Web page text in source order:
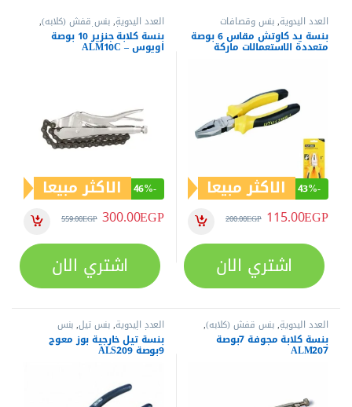
العدد اليدوية,بنس وقصافات
بنسة يد كاوتش مقاس 6 بوصة
متعددة الاستعمالات ماركة
-
43% الاكثر مبيعا
115.00EGP
200.00EGP
اشتري الان
العدد اليدوية,بنس قفش (كلابه),
بنس وقصافات,مفاتيح عدةبنسة كلابة جنزير 10 بوصة
اويوس – ALM10C
-
46% الاكثر مبيعا
300.00EGP
559.00EGP
اشتري الان
العدد اليدوية,بنس قفش (كلابه),
بنس وقصافات بنسة كلابة مجوفة 7بوصة
ALM207
العدد اليدوية,بنس تيل,بنس
وقصافات
بنسة تيل خارجية بوز معوج
9بوصة ALS209